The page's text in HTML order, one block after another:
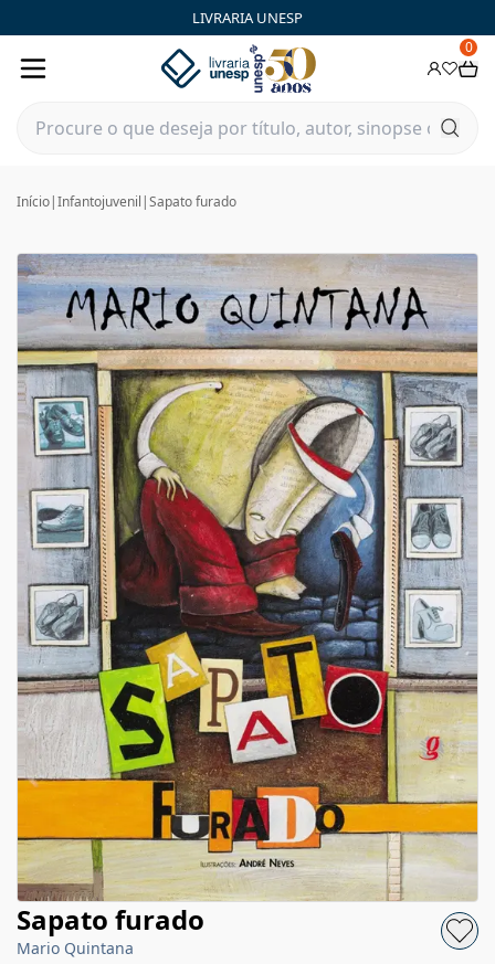
LIVRARIA UNESP
0
Início|Infantojuvenil |Sapato furado
Sapato furado
Mario Quintana